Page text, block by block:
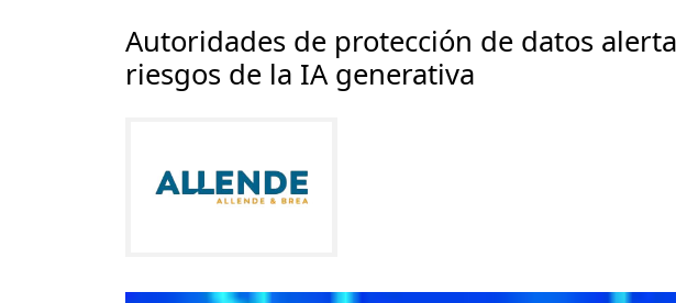
Autoridades de protección de datos
riesgos de la IA generativa